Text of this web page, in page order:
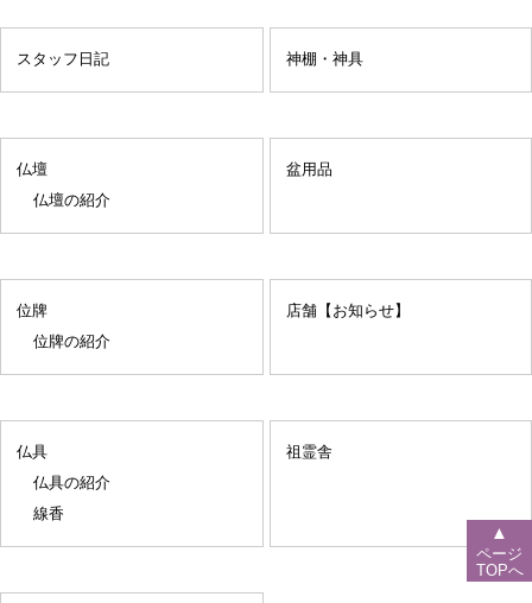
スタッフ日記 神棚・神具
仏壇
仏壇の紹介
盆用品
位牌
位牌の紹介
店舗【お知らせ】
仏具
仏具の紹介
線香
祖霊舎
▲
ページ
TOPへ